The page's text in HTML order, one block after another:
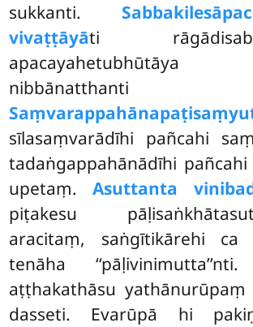
sukkanti.
vivaṭṭāyāti
apacayahetubhūtāya
sīlasaṃvarādīhi pañcahi
tadaṅgappahānādīhi
upetaṃ.Asuttanta
piṭakesu
aracitaṃ, saṅgītikārehi ca
tenāha
aṭṭhakathāsu yathānurūpaṃ
dasseti. Evarūpā hi